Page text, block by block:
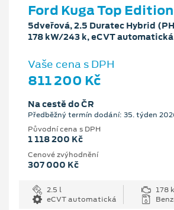
Ford Kuga Top Edition
5dveřová, 2.5 Duratec Hybrid
178 kW/243 k, eCVT automatická
Vaše cena s DPH
811 200 Kč
Na cestě do ČR
Předběžný termín dodání: 35. týden
Původní cena s DPH
1 118 200 Kč
Cenové zvýhodnění
307 000 Kč
2.5 l
178
eCVT automatická